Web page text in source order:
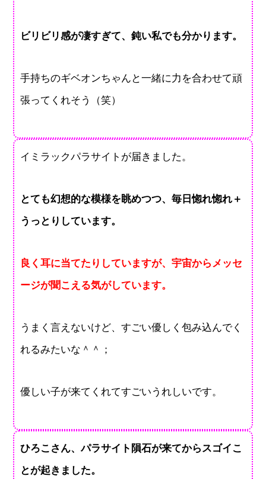
ビリビリ感が凄すぎて、鈍い私でも分かります。
手持ちのギベオンちゃんと一緒に力を合わせて頑
張ってくれそう（笑）
イミラックパラサイトが届きました。
とても幻想的な模様を眺めつつ、毎日惚れ惚れ＋
うっとりしています。
良く耳に当てたりしていますが、宇宙からメッセ
ージが聞こえる気がしています。
うまく言えないけど、すごい優しく包み込んでく
れるみたいな＾＾；
優しい子が来てくれてすごいうれしいです。
ひろこさん、パラサイト隕石が来てからスゴイこ
とが起きました。